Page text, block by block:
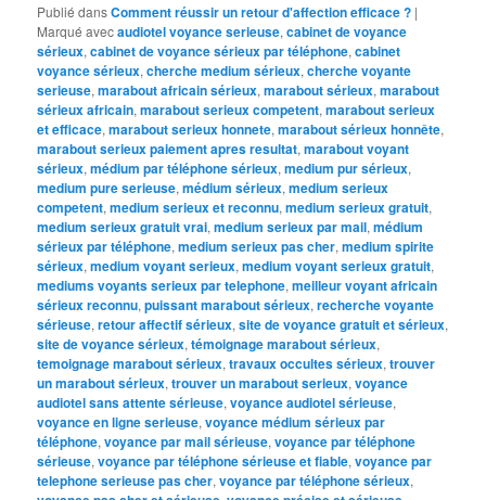
Publié dansComment réussir un retour d'affection efficace ? |
Marqué avecaudiotel voyance serieuse,cabinet de voyance
sérieux,cabinet de voyance sérieux par téléphone,cabinet
voyance sérieux,cherche medium sérieux,cherche voyante
serieuse,marabout africain sérieux,marabout sérieux,marabout
sérieux africain,marabout serieux competent,marabout serieux
et efficace,marabout serieux honnete,marabout sérieux honnête,
marabout serieux paiement apres resultat,marabout voyant
sérieux,médium par téléphone sérieux,medium pur sérieux,
medium pure serieuse,médium sérieux,medium serieux
competent,medium serieux et reconnu,medium serieux gratuit,
medium serieux gratuit vrai,medium serieux par mail,médium
sérieux par téléphone,medium serieux pas cher,medium spirite
sérieux,medium voyant serieux,medium voyant serieux gratuit,
mediums voyants serieux par telephone,meilleur voyant africain
sérieux reconnu,puissant marabout sérieux,recherche voyante
sérieuse,retour affectif sérieux,site de voyance gratuit et sérieux,
site de voyance sérieux,témoignage marabout sérieux,
temoignage marabout sérieux,travaux occultes sérieux,trouver
un marabout sérieux,trouver un marabout serieux,voyance
audiotel sans attente sérieuse,voyance audiotel sérieuse,
voyance en ligne serieuse,voyance médium sérieux par
téléphone,voyance par mail sérieuse,voyance par téléphone
sérieuse,voyance par téléphone sérieuse et fiable,voyance par
telephone serieuse pas cher,voyance par téléphone sérieux,